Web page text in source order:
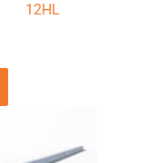
12HL